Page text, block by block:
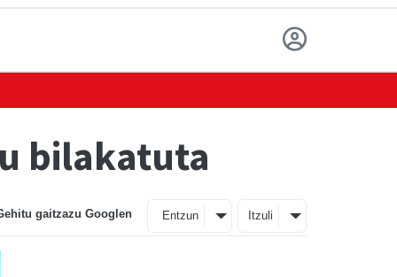
bilakatuta
gaitzazu Googlen Entzun Itzuli